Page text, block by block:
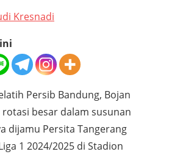
Kresnadi
Persib Bandung, Bojan
besar dalam susunan
dijamu Persita Tangerang
1 2024/2025 di Stadion